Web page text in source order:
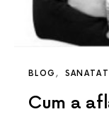
BLOG
Cum a